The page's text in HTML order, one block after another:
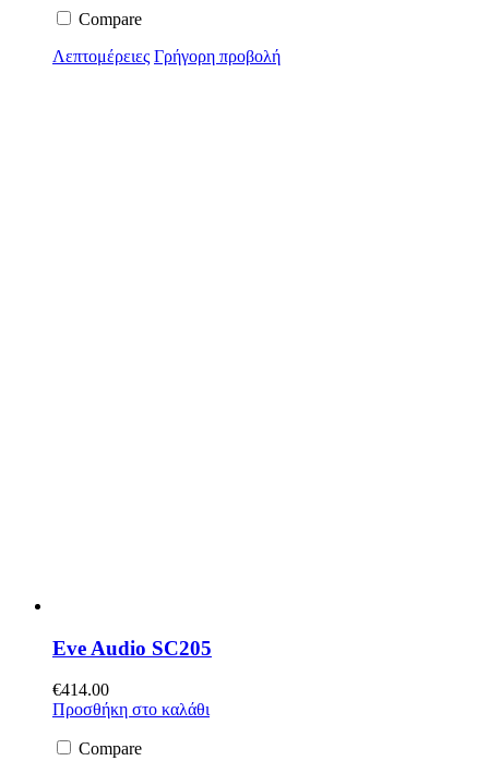
Compare
Λεπτομέρειες Γρήγορη προβολή
Eve Audio SC205
€414.00
Προσθήκη στο καλάθι
Compare